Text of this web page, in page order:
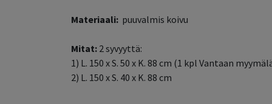
Materiaali: puuvalmis koivu
Mitat: 2 syvyyttä:
1) L. 150 x S. 50 x K. 88 cm (1 kpl Vantaan
2) L. 150 x S. 40 x K. 88 cm